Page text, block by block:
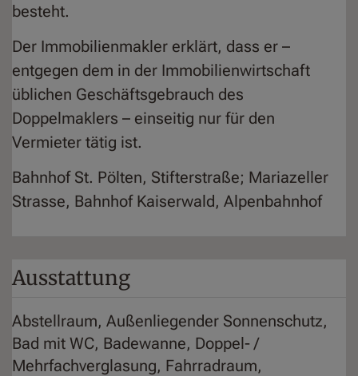
besteht.
Der Immobilienmakler erklärt, dass er –
entgegen dem in der Immobilienwirtschaft
üblichen Geschäftsgebrauch des
Doppelmaklers – einseitig nur für den
Vermieter tätig ist.
Bahnhof St. Pölten, Stifterstraße; Mariazeller
Strasse, Bahnhof Kaiserwald, Alpenbahnhof
Ausstattung
Abstellraum Außenliegender Sonnenschutz
Bad mit WC Badewanne Doppel- /
Mehrfachverglasung Fahrradraum